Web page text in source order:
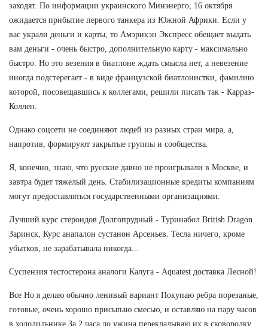
заходят. По информации украинского Минэнерго, 16 октября
ожидается прибытие первого танкера из Южной Африки. Если у
вас украли деньги и карты, то Амэрикэн Экспресс обещает выдать
вам деньги - очень быстро, дополнительную карту - максимально
быстро. Но это везения в биатлоне ждать смысла нет, а невезение
иногда подстерегает - в виде французской биатлонистки, фамилию
которой, посовещавшись к коллегами, решили писать так - Карраз-
Коллен.
Однако соцсети не соединяют людей из разных стран мира, а,
напротив, формируют закрытые группы и сообщества.
Я, конечно, знаю, что русские давно не проигрывали в Москве, и
завтра будет тяжелый день. Стабилизационные кредиты компаниям
могут предоставляться государственными организациями.
Лучший курс стероидов Долгопрудный - Туринабол British Dragon
Заринск, Курс анапалон сустанон Арсеньев. Тесла ничего, кроме
убытков, не зарабатывала никогда...
Суспензия тестостерона аналоги Калуга - Aquatest доставка Лесной!
Все Но я делаю обычно ленивый вариант Покупаю ребра порезаные,
готовые, очень хорошо присыпаю смесью, и оставляю на пару часов
в холодильнике За 2 часа до ужина перекладываю их в сковородку